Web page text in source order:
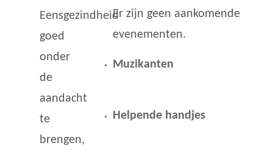
Eensgezindheid
goed
onder
de
aandacht
te
brengen,
Er zijn geen aankomende
evenementen.
Muzikanten
Helpende handjes